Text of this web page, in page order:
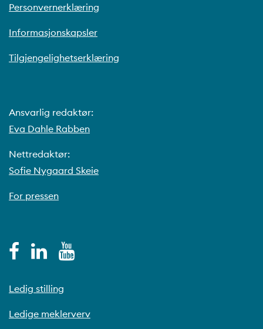
Personvernerklæring
Informasjonskapsler
Tilgjengelighetserklæring
Ansvarlig redaktør:
Eva Dahle Rabben
Nettredaktør:
Sofie Nygaard Skeie
For pressen
Ledig stilling
Ledige meklerverv